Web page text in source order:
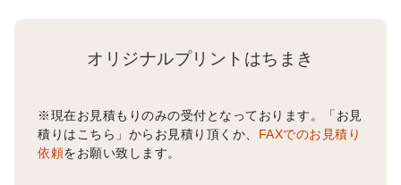
オリジナルプリントはちまき
※現在お見積もりのみの受付となっております。「お見
積りはこちら」からお見積り頂くか、 FAXでのお見積り
依頼をお願い致します。